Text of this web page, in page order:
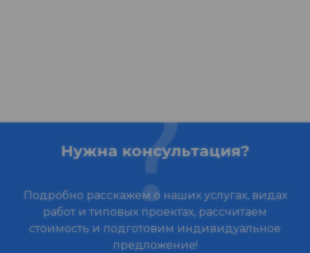
Нужна консультация?
Подробно расскажем о наших услугах, видах
работ и типовых проектах, рассчитаем
стоимость и подготовим индивидуальное
предложение!